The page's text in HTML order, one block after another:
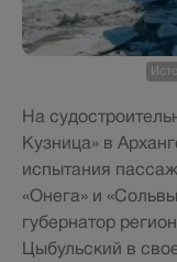
На
Кузница» в
испытания
«Онега» и
губернатор
Цыбульский в